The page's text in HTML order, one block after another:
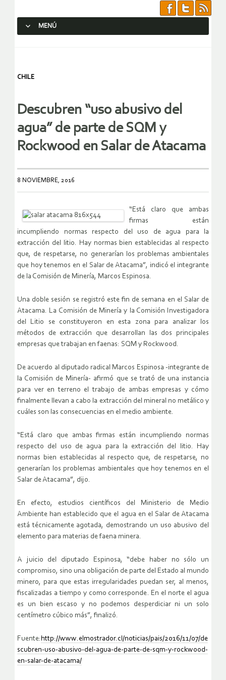
MENÚ
CHILE
Descubren “uso abusivo del
agua” de parte de SQM y
Rockwood en Salar de Atacama
8 NOVIEMBRE, 2016
“Está claro que ambas
firmas están
incumpliendo normas respecto del uso de agua para la
extracción del litio. Hay normas bien establecidas al respecto
que, de respetarse, no generarían los problemas ambientales
que hoy tenemos en el Salar de Atacama”, indicó el integrante
de la Comisión de Minería, Marcos Espinosa.
Una doble sesión se registró este fin de semana en el Salar de
Atacama. La Comisión de Minería y la Comisión Investigadora
del Litio se constituyeron en esta zona para analizar los
métodos de extracción que desarrollan las dos principales
empresas que trabajan en faenas: SQM y Rockwood.
De acuerdo al diputado radical Marcos Espinosa -integrante de
la Comisión de Minería- afirmó que se trató de una instancia
para ver en terreno el trabajo de ambas empresas y cómo
finalmente llevan a cabo la extracción del mineral no metálico y
cuáles son las consecuencias en el medio ambiente.
“Está claro que ambas firmas están incumpliendo normas
respecto del uso de agua para la extracción del litio. Hay
normas bien establecidas al respecto que, de respetarse, no
generarían los problemas ambientales que hoy tenemos en el
Salar de Atacama”, dijo.
En efecto, estudios científicos del Ministerio de Medio
Ambiente han establecido que el agua en el Salar de Atacama
está técnicamente agotada, demostrando un uso abusivo del
elemento para materias de faena minera.
A juicio del diputado Espinosa, “debe haber no sólo un
compromiso, sino una obligación de parte del Estado al mundo
minero, para que estas irregularidades puedan ser, al menos,
fiscalizadas a tiempo y como corresponde. En el norte el agua
es un bien escaso y no podemos desperdiciar ni un solo
centímetro cúbico más”, finalizó.
Fuente: http://www.elmostrador.cl/noticias/pais/2016/11/07/de
scubren-uso-abusivo-del-agua-de-parte-de-sqm-y-rockwood-
en-salar-de-atacama/